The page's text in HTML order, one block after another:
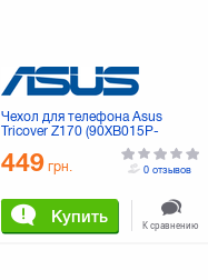
Чехол для телефона Asus
Tricover Z170 (90XB015P-
449 грн.
Купить
0 отзывов
К сравнению